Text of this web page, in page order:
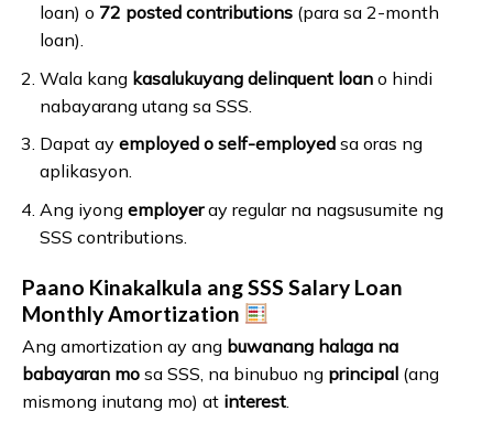
loan) o 72 posted contributions(para sa 2-month
loan).
Wala kang kasalukuyang delinquent loano hindi
nabayarang utang sa SSS.
Dapat ay employed o self-employedsa oras ng
aplikasyon.
Ang iyong employeray regular na nagsusumite ng
SSS contributions.
Paano Kinakalkula ang SSS Salary Loan
Monthly Amortization
Ang amortization ay ang buwanang halaga na
babayaran mo sa SSS, na binubuo ng principal (ang
mismong inutang mo) at interest